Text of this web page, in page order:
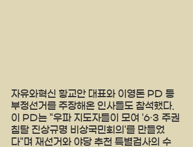
자유와혁신 황교안 대표와 이영돈 PD 등
부정선거를 주장해온 인사들도 참석했다.
이 PD는 "우파 지도자들이 모여 '6·3 주권
침탈 진상규명 비상국민회의'를 만들었
다"며 재선거와 야당 추천 특별검사의 수